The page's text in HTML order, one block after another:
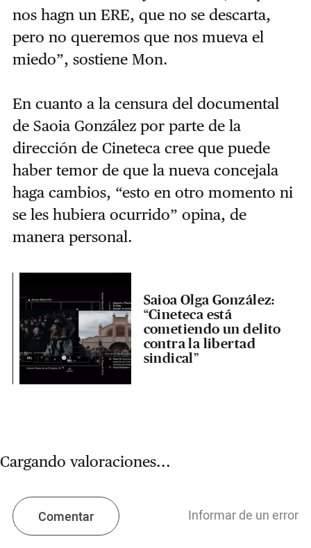
nos hagn un ERE, que no se descarta,
pero no queremos que nos mueva el
miedo”, sostiene Mon.
En cuanto a la censura del documental
de Saoia González por parte de la
dirección de Cineteca cree que puede
haber temor de que la nueva concejala
haga cambios, “esto en otro momento ni
se les hubiera ocurrido” opina, de
manera personal.
Saioa Olga González:
“Cineteca está
cometiendo un delito
contra la libertad
sindical”
Cargando valoraciones...
Comentar Informar de un error